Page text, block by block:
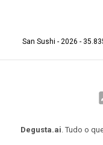
San Sushi - 2026 -
Degusta.ai. Tudo o